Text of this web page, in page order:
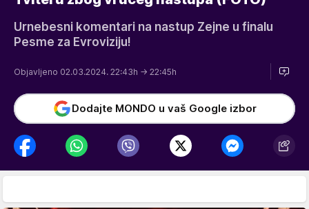
Urnebesni komentari na nastup Zejne u finalu
Pesme za Evroviziju!
Objavljeno 02.03.2024. 22:43h → 22:45h
Dodajte MONDO u vaš Google izbor